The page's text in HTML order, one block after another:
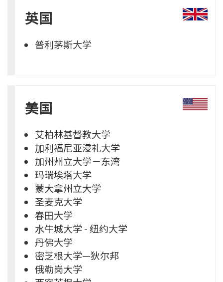
英国
普利茅斯大学
美国
艾柏林基督教大学
加利福尼亚浸礼大学
加州州立大学－东湾
玛瑞埃塔大学
蒙大拿州立大学
圣麦克大学
春田大学
水牛城大学 - 纽约大学
丹佛大学
密芝根大学—狄尔邦
俄勒岗大学